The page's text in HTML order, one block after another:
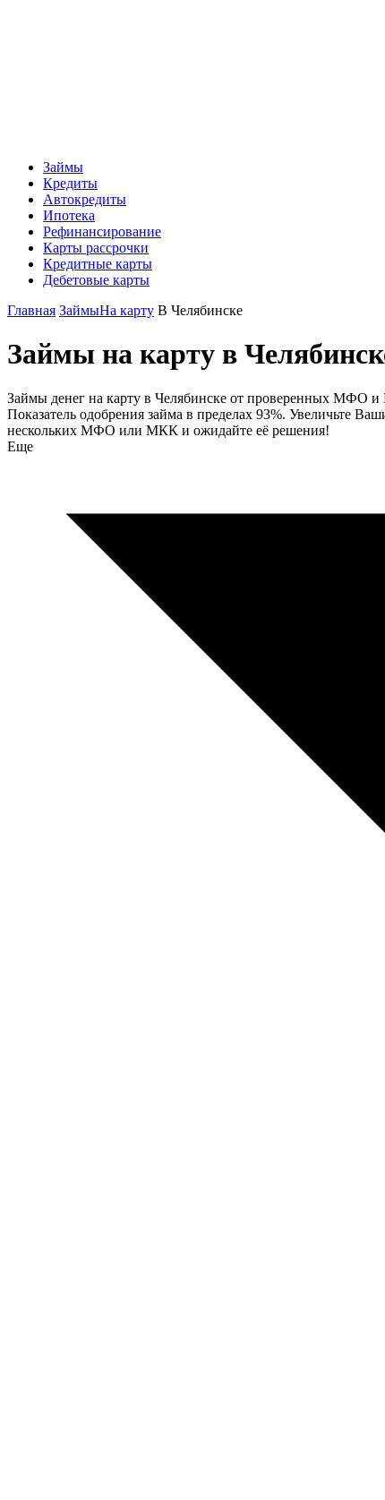
Займы
Кредиты
Автокредиты
Ипотека
Рефинансирование
Карты рассрочки
Кредитные карты
Дебетовые карты
Главная ЗаймыНа карту В Челябинске
Займы на карту в
Займы денег на карту в Челябинске от проверенных МФО
Показатель одобрения займа в пределах 93%. Увеличьте
нескольких МФО или МКК и ожидайте её решения!
Еще